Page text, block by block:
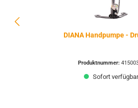
DIANA Handpumpe -
Produktnummer:
Sofort verfügbar